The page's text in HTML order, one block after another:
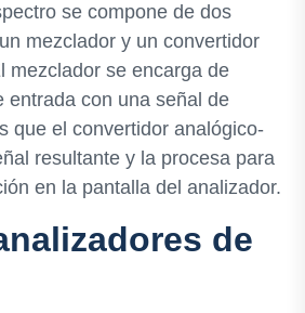
se compone de dos
mezclador y un convertidor
mezclador se encarga de
entrada con una señal de
que el convertidor analógico-
resultante y la procesa para
en la pantalla del analizador.
de